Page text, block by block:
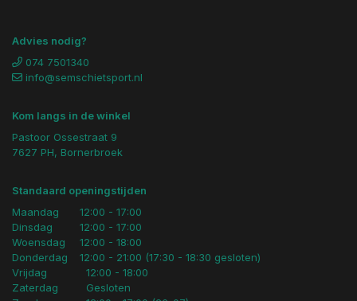
Advies nodig?
074 7501340
info@semschietsport.nl
Kom langs in de winkel
Pastoor Ossestraat 9
7627 PH, Bornerbroek
Standaard openingstijden
Maandag
Dinsdag
Woensdag
Donderdag
12:00 - 17:00
12:00 - 17:00
12:00 - 18:00
12:00 - 21:00 (17:30 - 18:30 gesloten)
Vrijdag
Zaterdag
12:00 - 18:00
Gesloten